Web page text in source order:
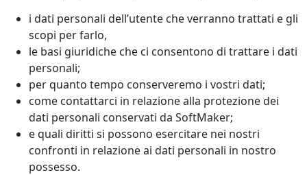
i dati personali dell’utente che verranno trattati e gli
scopi per farlo,
le basi giuridiche che ci consentono di trattare i dati
personali;
per quanto tempo conserveremo i vostri dati;
come contattarci in relazione alla protezione dei
dati personali conservati da SoftMaker;
e quali diritti si possono esercitare nei nostri
confronti in relazione ai dati personali in nostro
possesso.